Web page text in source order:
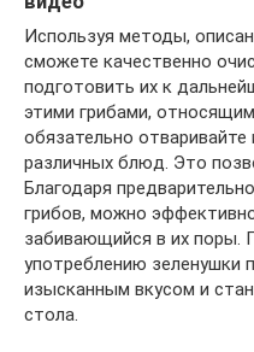
Используя методы,
сможете качественно
подготовить их к
этими грибами,
обязательно
различных блюд. Это
Благодаря
грибов, можно
забивающийся в их поры.
употреблению зеленушки
изысканным вкусом и
стола.